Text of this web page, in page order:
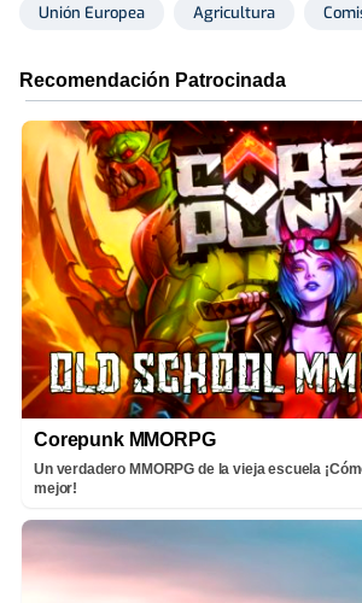
Unión Europea Agricultura
Corepunk MMORPG
Un verdadero MMORPG de la vieja escuela
mejor!